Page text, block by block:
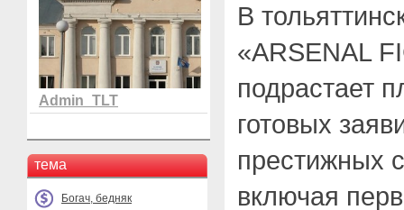
Admin_TLT
тема
Богач, бедняк
В
«ARSENAL
подрастает
готовых
престижных
включая